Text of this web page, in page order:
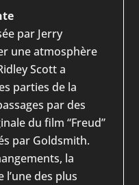
par Jerry
une atmosphère
Scott a
parties de la
par des
du film “Freud”
par Goldsmith.
la
des plus